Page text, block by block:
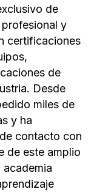
de
y
certificaciones
de
Desde
miles de
y ha
contacto con
de este amplio